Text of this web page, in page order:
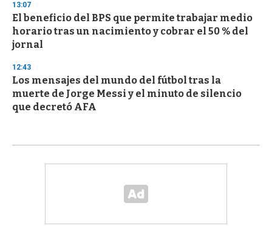
13:07
El beneficio del BPS que permite trabajar medio
horario tras un nacimiento y cobrar el 50 % del
jornal
12:43
Los mensajes del mundo del fútbol tras la
muerte de Jorge Messi y el minuto de silencio
que decretó AFA